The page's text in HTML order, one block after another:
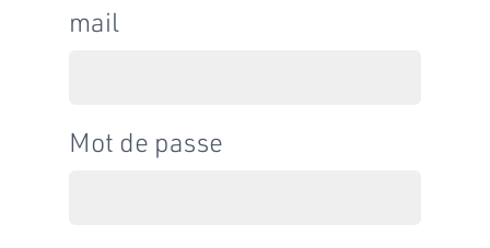
mail
Mot de passe